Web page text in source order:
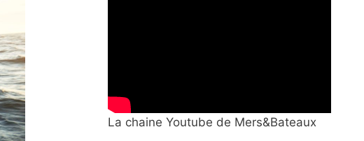
La chaine Youtube de Mers&Bateaux